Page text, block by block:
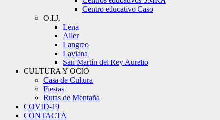
Centro educativo Caso
O.I.J.
Lena
Aller
Langreo
Laviana
San Martín del Rey Aurelio
CULTURA Y OCIO
Casa de Cultura
Fiestas
Rutas de Montaña
COVID-19
CONTACTA